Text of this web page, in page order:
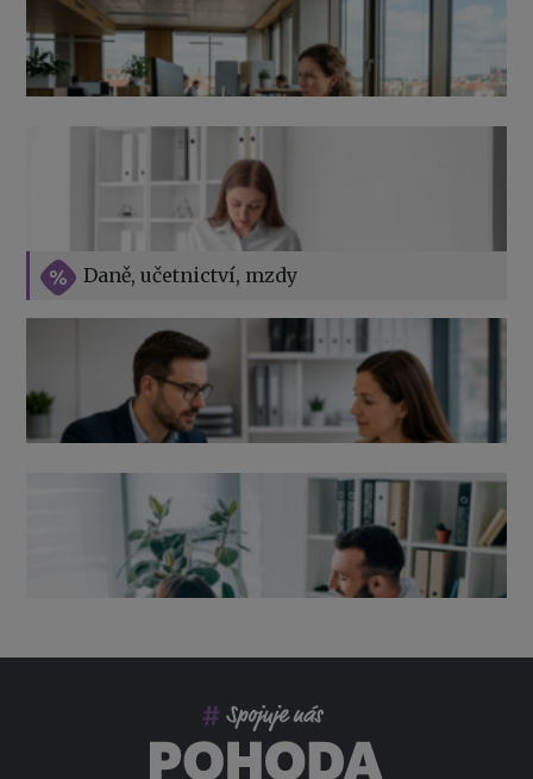
Daně, učetnictví, mzdy
Vše o překážkách v práci na straně zaměstnavatele
Výpověď ze zdravotních důvodů 2026 – průvodce pro
zaměstnavatele
Přehledy pro OSSZ a zdravotní pojišťovny – jak na ně
v roce 2026